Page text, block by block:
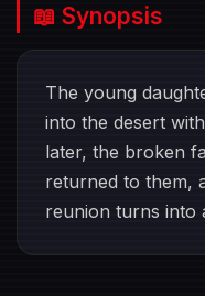
📖 Synopsis
The young
into the desert
later, the broken
returned to them,
reunion turns into